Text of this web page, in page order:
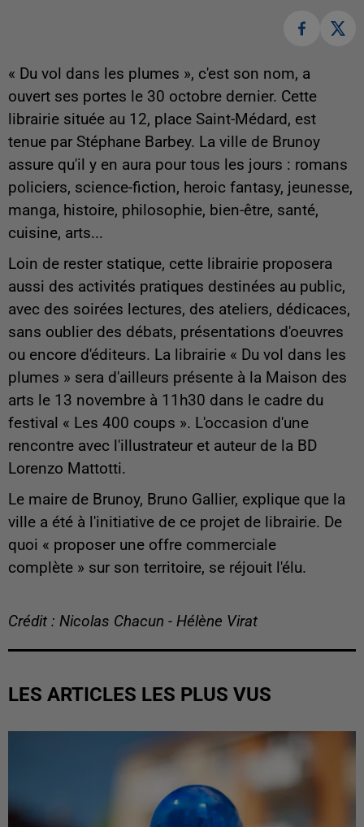
« Du vol dans les plumes », c'est son nom, a
ouvert ses portes le 30 octobre dernier. Cette
librairie située au 12, place Saint-Médard, est
tenue par Stéphane Barbey. La ville de Brunoy
assure qu'il y en aura pour tous les jours : romans
policiers, science-fiction, heroic fantasy, jeunesse,
manga, histoire, philosophie, bien-être, santé,
cuisine, arts...
Loin de rester statique, cette librairie proposera
aussi des activités pratiques destinées au public,
avec des soirées lectures, des ateliers, dédicaces,
sans oublier des débats, présentations d'oeuvres
ou encore d'éditeurs. La librairie « Du vol dans les
plumes » sera d'ailleurs présente à la Maison des
arts le 13 novembre à 11h30 dans le cadre du
festival « Les 400 coups ». L'occasion d'une
rencontre avec l'illustrateur et auteur de la BD
Lorenzo Mattotti.
Le maire de Brunoy, Bruno Gallier, explique que la
ville a été à l'initiative de ce projet de librairie. De
quoi « proposer une offre commerciale
complète » sur son territoire, se réjouit l'élu.
Crédit : Nicolas Chacun - Hélène Virat
LES ARTICLES LES PLUS VUS